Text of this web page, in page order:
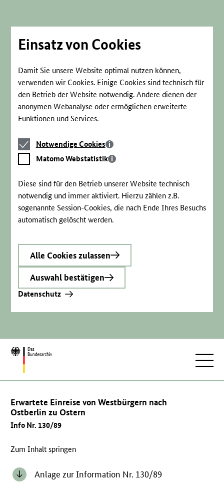
Einsatz von Cookies
Damit Sie unsere Website optimal nutzen können,
verwenden wir Cookies. Einige Cookies sind technisch für
den Betrieb der Website notwendig. Andere dienen der
anonymen Webanalyse oder ermöglichen erweiterte
Funktionen und Services.
Notwendige
Cookies
Notwendige Cookies
Matomo
Webstatistik
Matomo Webstatistik
Diese sind für den Betrieb unserer Website technisch
notwendig und immer aktiviert. Hierzu zählen z.B.
sogenannte Session-Cookies, die nach Ende Ihres Besuchs
automatisch gelöscht werden.
Alle Cookies zulassen
Auswahl bestätigen
Datenschutz
Zur
Erwartete Einreise von Westbürgern nach
Ostberlin zu Ostern
Info Nr. 130/89
Zum Inhalt springen
Anlage zur Information Nr. 130/89